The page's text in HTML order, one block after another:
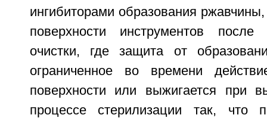
ингибиторами образования ржавчины,
поверхности инструментов
очистки, где защита от
ограниченное во времени
поверхности или выжигается при
процессе стерилизации так, что